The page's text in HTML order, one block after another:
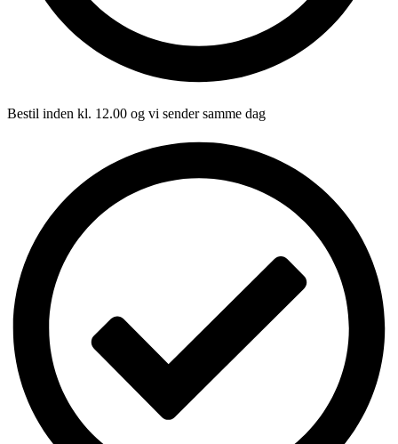
Bestil inden kl. 12.00 og vi sender samme dag